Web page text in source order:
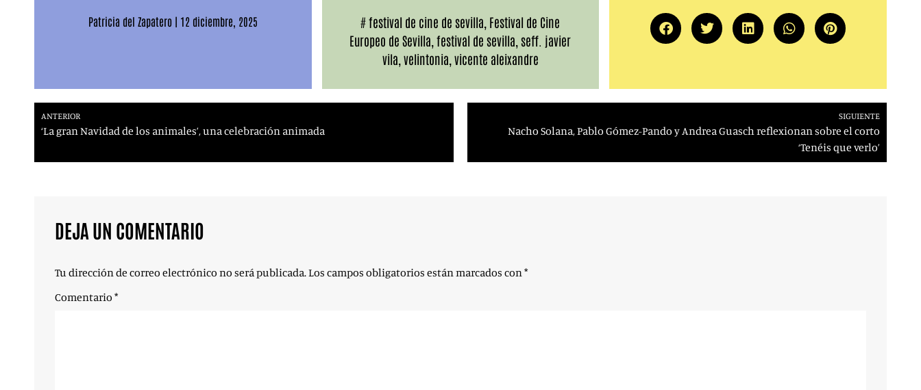
Patricia del Zapatero | 12 diciembre, 2025 #festival de cine de sevilla Festival de Cine
Europeo de Sevilla ,festival de sevilla ,seff. javier
vila velintonia vicente aleixandre
ANTERIOR
‘La gran Navidad de los animales’, una celebración animada
SIGUIENTE
Nacho Solana, Pablo Gómez-Pando y Andrea Guasch reflexionan sobre el corto
‘Tenéis que verlo’
DEJA UN COMENTARIO
Tu dirección de correo electrónico no será publicada.Los campos obligatorios están marcados con*
Comentario *